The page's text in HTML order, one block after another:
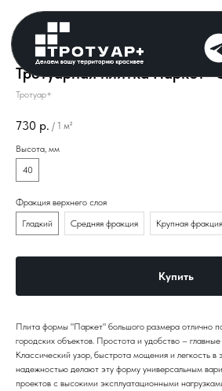
Тротуарная плитка Паркет
Тротуар+
730 р. / 1 м²
Высота, мм
40
Фракция верхнего слоя
Гладкий
Средняя фракция Крупная фракция
Купить
Плита формы "Паркет" большого размера отлично
городских объектов. Простота и удобство –
Классический узор, быстрота мощения и легкость в
надежностью делают эту форму универсальным
проектов с высокими эксплуатационными